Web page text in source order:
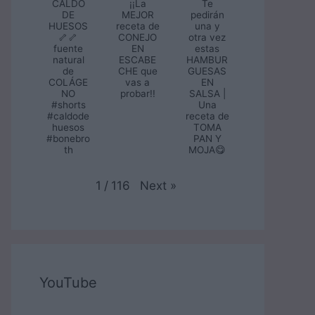
CALDO
DE
HUESOS
🦴🦴
fuente
natural
de
COLÁGE
NO
#shorts
#caldode
huesos
#bonebro
th
¡¡La
MEJOR
receta de
CONEJO
EN
ESCABE
CHE que
vas a
probar!!
Te
pedirán
una y
otra vez
estas
HAMBUR
GUESAS
EN
SALSA |
Una
receta de
TOMA
PAN Y
MOJA😋
1 / 116 Next »
YouTube